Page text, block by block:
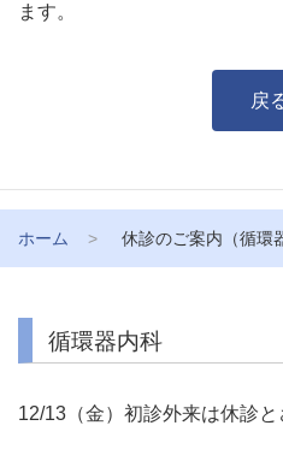
ます。
戻
ホーム 休診のご案内（循環
循環器内科
12/13（金）初診外来は休診